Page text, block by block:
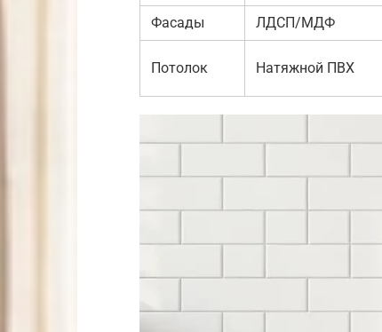
Фасады ЛДСП/МДФ
Потолок Натяжной ПВХ